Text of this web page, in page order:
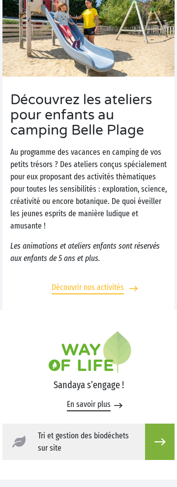
Découvrez les ateliers
pour enfants au
camping Belle Plage
Au programme des vacances en camping de vos
petits trésors ? Des ateliers conçus spécialement
pour eux proposant des activités thématiques
pour toutes les sensibilités : exploration, science,
créativité ou encore botanique. De quoi éveiller
les jeunes esprits de manière ludique et
amusante !
Les animations et ateliers enfants sont réservés
aux enfants de 5 ans et plus.
Découvrir nos activités
Sandaya s’engage !
En savoir plus
Tri et gestion des biodéchets
sur site